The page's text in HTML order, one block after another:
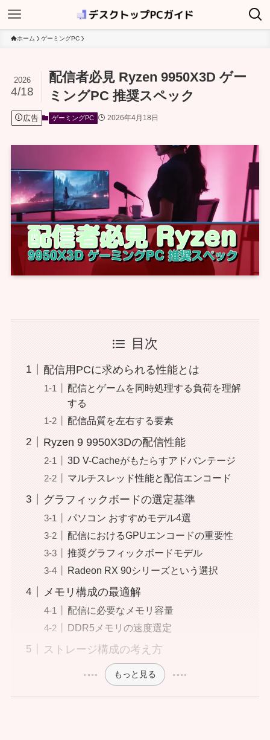
ホーム ゲーミングPC
配信者必見 Ryzen 9950X3D ゲー
ミングPC 推奨スペック
2026
4/18
広告 ゲーミングPC 2026年4月18日
目次
配信用PCに求められる性能とは
配信とゲームを同時処理する負荷を理解
する
配信品質を左右する要素
Ryzen 9 9950X3Dの配信性能
3D V-Cacheがもたらすアドバンテージ
マルチスレッド性能と配信エンコード
グラフィックボードの選定基準
パソコン おすすめモデル4選
配信におけるGPUエンコードの重要性
推奨グラフィックボードモデル
Radeon RX 90シリーズという選択
メモリ構成の最適解
配信に必要なメモリ容量
DDR5メモリの速度選定
ストレージ構成の考え方
もっと見る